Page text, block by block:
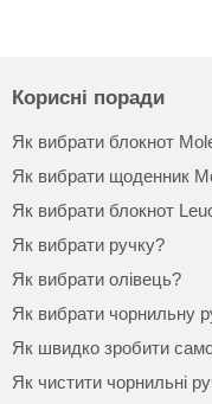
Корисні поради
Як вибрати блокнот
Як вибрати щоденник
Як вибрати блокнот
Як вибрати ручку?
Як вибрати олівець?
Як вибрати чорнильну
Як швидко зробити
Як чистити чорнильні